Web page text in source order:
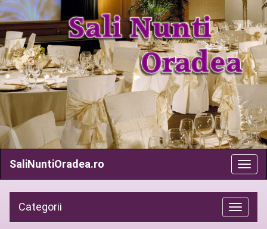
SaliNuntiOradea.ro
Toggle
Categorii